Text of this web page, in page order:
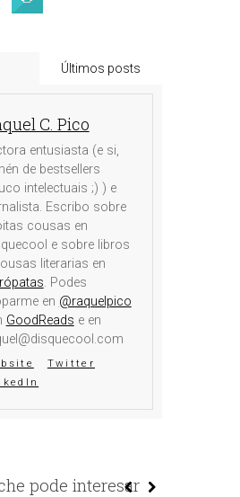
Últimos posts
C. Pico
entusiasta (e si,
de bestsellers
intelectuais ;) ) e
Escribo sobre
cousas en
e sobre libros
literarias en
. Podes
en @raquelpico
GoodReads e en
Twitter
pode interesar